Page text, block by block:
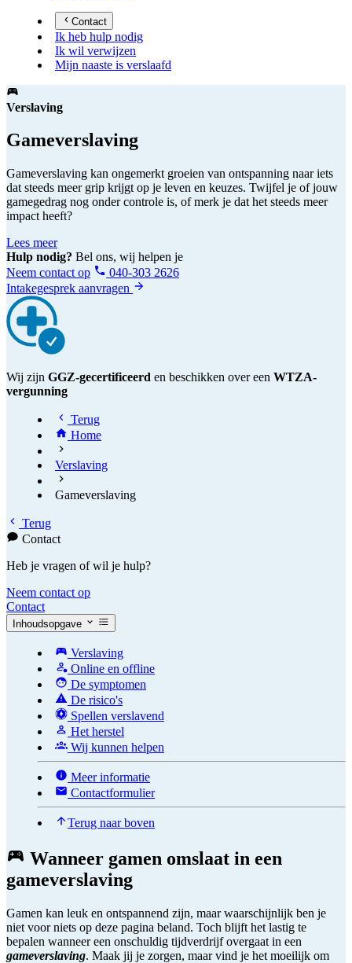
Contact
Ik heb hulp nodig
Ik wil verwijzen
Mijn naaste is verslaafd
Verslaving
Gameverslaving
Gameverslaving kan ongemerkt groeien van ontspanning naar iets
dat steeds meer grip krijgt op je leven en keuzes. Twijfel je of jouw
gamegedrag nog onder controle is, of merk je dat het steeds meer
impact heeft?
Lees meer
Hulp nodig? Bel ons, wij helpen je
Neem contact op
040-303 2626
Intakegesprek aanvragen
Wij zijn GGZ-gecertificeerd en beschikken over een WTZA-
vergunning
Terug
Home
Verslaving
Gameverslaving
Terug
Contact
Heb je vragen of wil je hulp?
Neem contact op
Contact
Inhoudsopgave
Verslaving
Online en offline
De symptomen
De risico's
Spellen verslavend
Het herstel
Wij kunnen helpen
Meer informatie
Contactformulier
Terug naar boven
Wanneer gamen omslaat in een
gameverslaving
Gamen kan leuk en ontspannend zijn, maar waarschijnlijk ben je
niet voor niets op deze pagina beland. Toch blijft het lastig te
bepalen wanneer een onschuldig tijdverdrijf overgaat in een
gameverslaving. Maak jij je zorgen, maar vind je het moeilijk om